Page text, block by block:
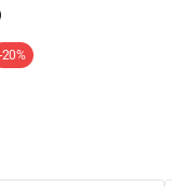
-20%